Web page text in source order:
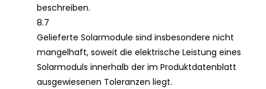
beschreiben.
8.7
Gelieferte Solarmodule sind insbesondere nicht
mangelhaft, soweit die elektrische Leistung eines
Solarmoduls innerhalb der im Produktdatenblatt
ausgewiesenen Toleranzen liegt.